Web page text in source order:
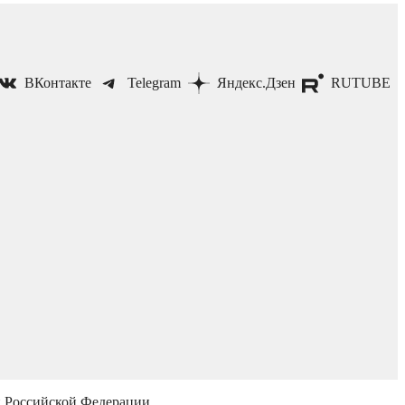
ВКонтакте Telegram Яндекс.Дзен RUTUBE
Федерации.